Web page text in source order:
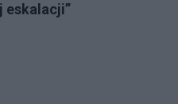
eskalacji”